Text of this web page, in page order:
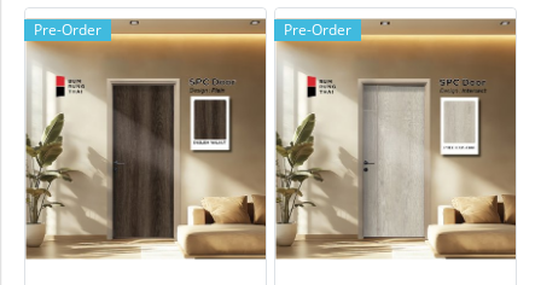
Pre-Order Pre-Order